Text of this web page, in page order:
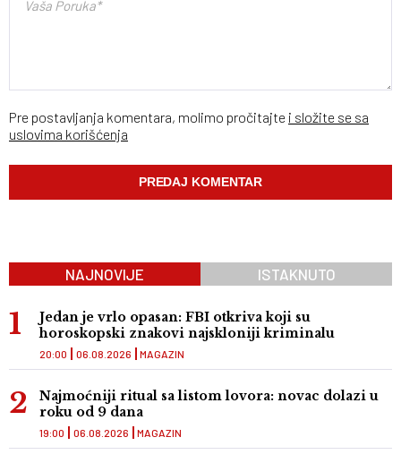
Pre postavljanja komentara, molimo pročitajte i složite se sa
uslovima korišćenja
NAJNOVIJE ISTAKNUTO
Jedan je vrlo opasan: FBI otkriva koji su
horoskopski znakovi najskloniji kriminalu
MAGAZIN
20:00 06.08.2026
Najmoćniji ritual sa listom lovora: novac dolazi u
roku od 9 dana
MAGAZIN
19:00 06.08.2026